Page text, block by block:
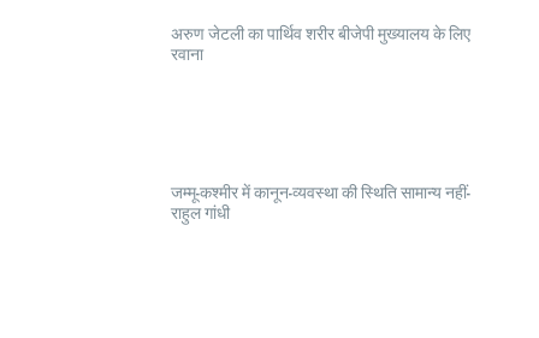
अरुण जेटली का पार्थिव शरीर बीजेपी मुख्यालय के लिए
रवाना
जम्मू-कश्मीर में कानून-व्यवस्था की स्थिति सामान्य नहीं-
राहुल गांधी